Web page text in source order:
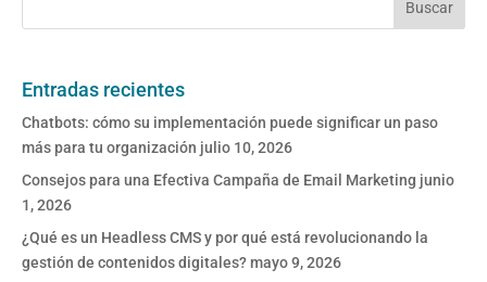
Entradas recientes
Chatbots: cómo su implementación puede significar un paso
más para tu organización julio 10, 2026
Consejos para una Efectiva Campaña de Email Marketing junio
1, 2026
¿Qué es un Headless CMS y por qué está revolucionando la
gestión de contenidos digitales?mayo 9, 2026